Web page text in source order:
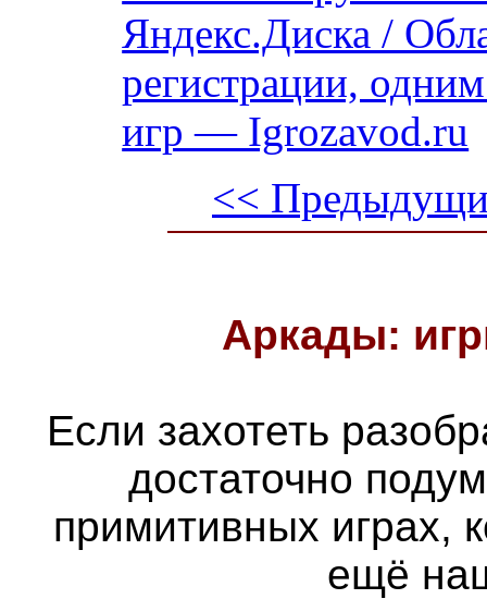
Яндекс.Диска /
регистрации,
игр — Igrozavod.ru
<<
Аркады:
Если захотеть
достаточно
примитивных играх,
ещё